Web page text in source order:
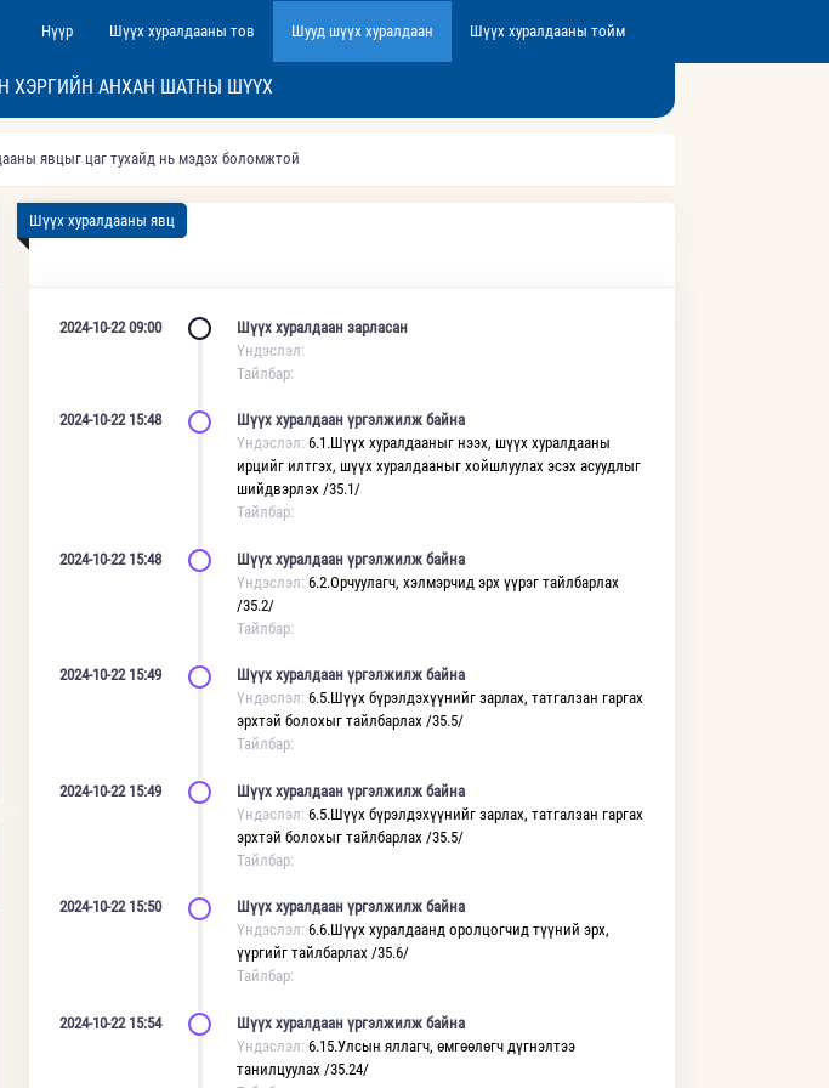
Нүүр Шүүх хуралдааны тов Шууд шүүх хуралдаан Шүүх хуралдааны тойм
ХЭРГИЙН АНХАН ШАТНЫ ШҮҮХ
явцыг цаг тухайд нь мэдэх боломжтой
Шүүх хуралдааны явц
2024-10-22 09:00
Шүүх хуралдаан зарласан
Үндэслэл:
Тайлбар:
2024-10-22 15:48
Шүүх хуралдаан үргэлжилж байна
Үндэслэл: 6.1.Шүүх хуралдааныг нээх, шүүх хуралдааны
ирцийг илтгэх, шүүх хуралдааныг хойшлуулах эсэх асуудлыг
шийдвэрлэх /35.1/
Тайлбар:
2024-10-22 15:48
Шүүх хуралдаан үргэлжилж байна
Үндэслэл: 6.2.Орчуулагч, хэлмэрчид эрх үүрэг тайлбарлах
/35.2/
Тайлбар:
2024-10-22 15:49
Шүүх хуралдаан үргэлжилж байна
Үндэслэл: 6.5.Шүүх бүрэлдэхүүнийг зарлах, татгалзан гаргах
эрхтэй болохыг тайлбарлах /35.5/
Тайлбар:
2024-10-22 15:49
Шүүх хуралдаан үргэлжилж байна
Үндэслэл: 6.5.Шүүх бүрэлдэхүүнийг зарлах, татгалзан гаргах
эрхтэй болохыг тайлбарлах /35.5/
Тайлбар:
2024-10-22 15:50
Шүүх хуралдаан үргэлжилж байна
Үндэслэл: 6.6.Шүүх хуралдаанд оролцогчид түүний эрх,
үүргийг тайлбарлах /35.6/
Тайлбар:
2024-10-22 15:54
Шүүх хуралдаан үргэлжилж байна
Үндэслэл: 6.15.Улсын яллагч, өмгөөлөгч дүгнэлтээ
танилцуулах /35.24/